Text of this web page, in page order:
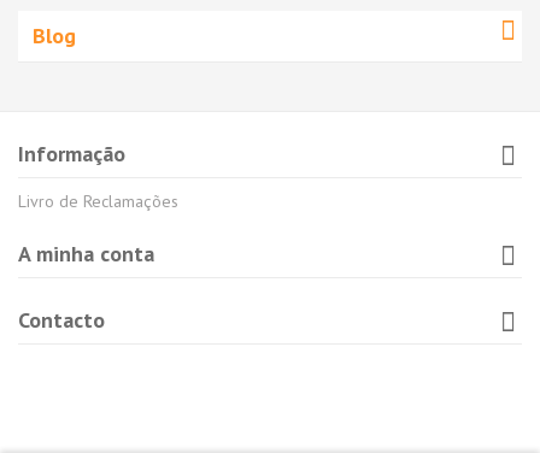
Blog
Informação
Livro de Reclamações
A minha conta
Contacto